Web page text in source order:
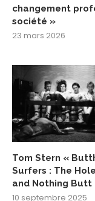
changement
société »
23 mars 2026
Tom Stern «
Surfers : The
and Nothing Butt
10 septembre 2025